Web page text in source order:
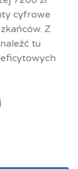
cyfrowe
Z
tu